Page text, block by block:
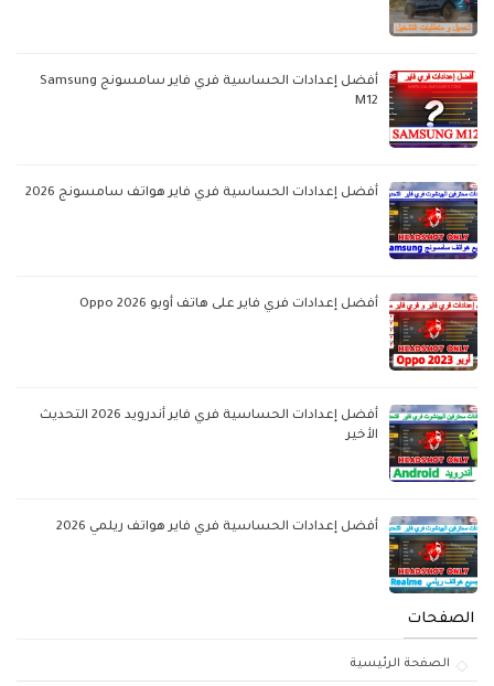
أفضل إعدادات الحساسية فري فاير سامسونج Samsung
M12
أفضل إعدادات الحساسية فري فاير هواتف سامسونج 2026
أفضل إعدادات فري فاير على هاتف أوبو Oppo 2026
أفضل إعدادات الحساسية فري فاير أندرويد 2026 التحديث
الأخير
أفضل إعدادات الحساسية فري فاير هواتف ريلمي 2026
الصفحات
الصفحة الرئيسية